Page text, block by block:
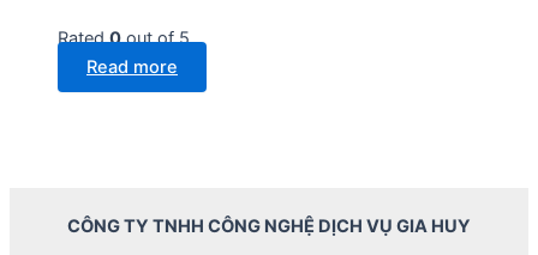
Rated0out of 5
Read more
CÔNG TY TNHH CÔNG NGHỆ DỊCH VỤ GIA HUY